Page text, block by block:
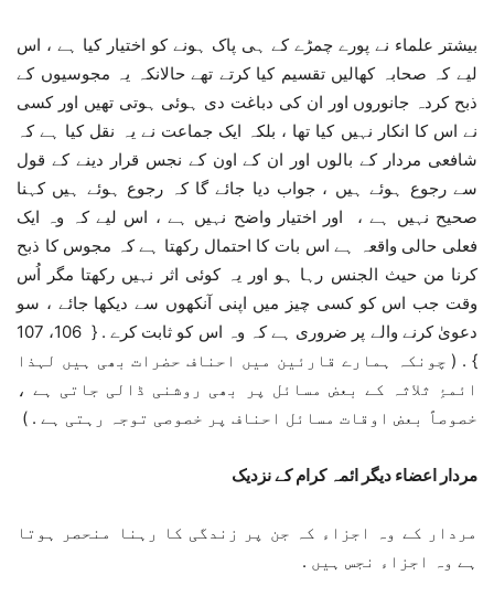
بیشتر علماء نے پورے چمڑے کے ہی پاک ہونے کو اختیار کیا ہے ، اس
لیے کہ صحابہ کھالیں تقسیم کیا کرتے تھے حالانکہ یہ مجوسیوں کے
ذبح کردہ جانوروں اور ان کی دباغت دی ہوئی ہوتی تھیں اور کسی
نے اس کا انکار نہیں کیا تھا ، بلکہ ایک جماعت نے یہ نقل کیا ہے کہ
شافعی مردار کے بالوں اور ان کے اون کے نجس قرار دینے کے قول
سے رجوع ہوئے ہیں ، جواب دیا جائے گا کہ رجوع ہوئے ہیں کہنا
صحیح نہیں ہے ، اور اختیار واضح نہیں ہے ، اس لیے کہ وہ ایک
فعلی حالی واقعہ ہے اس بات کا احتمال رکھتا ہے کہ مجوس کا ذبح
کرنا من حیث الجنس رہا ہو اور یہ کوئی اثر نہیں رکھتا مگر اُس
وقت جب اس کو کسی چیز میں اپنی آنکھوں سے دیکھا جائے ، سو
دعویٰ کرنے والے پر ضروری ہے کہ وہ اس کو ثابت کرے . { 106، 107
} . ( چونکہ ہمارے قارئین میں احناف حضرات بھی ہیں لہذا
ائمۂِ ثلاثہ کے بعض مسائل پر بھی روشنی ڈالی جاتی ہے ،
خصوصاً بعض اوقات مسائل احناف پر خصوصی توجہ رہتی ہے . )
مردار اعضاء دیگر ائمہ کرام کے نزدیک
مردار کے وہ اجزاء کہ جن پر زندگی کا رہنا منحصر ہوتا
ہے وہ اجزاء نجس ہیں .